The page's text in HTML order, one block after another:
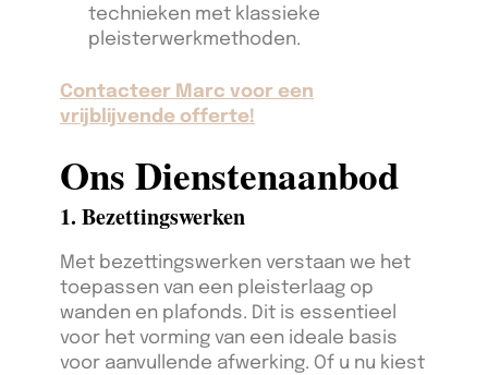
technieken met klassieke
pleisterwerkmethoden.
Contacteer Marc voor een
vrijblijvende offerte!
Ons Dienstenaanbod
1. Bezettingswerken
Met bezettingswerken verstaan we het
toepassen van een pleisterlaag op
wanden en plafonds. Dit is essentieel
voor het vorming van een ideale basis
voor aanvullende afwerking. Of u nu kiest